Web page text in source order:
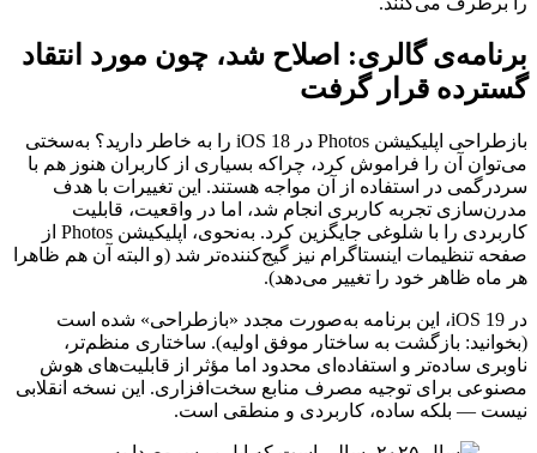
برنامه‌ی گالری: اصلاح شد، چون مورد انتقاد
گسترده قرار گرفت
بازطراحی اپلیکیشن Photos در iOS 18 را به خاطر دارید؟ به‌سختی
می‌توان آن را فراموش کرد، چراکه بسیاری از کاربران هنوز هم با
سردرگمی در استفاده از آن مواجه هستند. این تغییرات با هدف
مدرن‌سازی تجربه کاربری انجام شد، اما در واقعیت، قابلیت
کاربردی را با شلوغی جایگزین کرد. به‌نحوی، اپلیکیشن Photos از
صفحه تنظیمات اینستاگرام نیز گیج‌کننده‌تر شد (و البته آن هم ظاهرا
هر ماه ظاهر خود را تغییر می‌دهد).
در iOS 19، این برنامه به‌صورت مجدد «بازطراحی» شده است
(بخوانید: بازگشت به ساختار موفق اولیه). ساختاری منظم‌تر،
ناوبری ساده‌تر و استفاده‌ای محدود اما مؤثر از قابلیت‌های هوش
مصنوعی برای توجیه مصرف منابع سخت‌افزاری. این نسخه انقلابی
نیست — بلکه ساده، کاربردی و منطقی است.